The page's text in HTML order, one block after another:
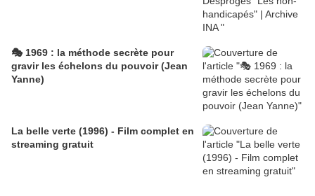
🎭 1969 : la méthode secrète pour
gravir les échelons du pouvoir (Jean
Yanne)
La belle verte (1996) - Film complet en
streaming gratuit